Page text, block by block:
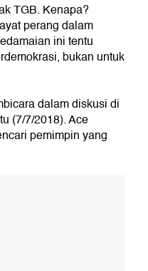
TGB. Kenapa?
perang dalam
ini tentu
bukan untuk
dalam diskusi di
(7/7/2018). Ace
pemimpin yang